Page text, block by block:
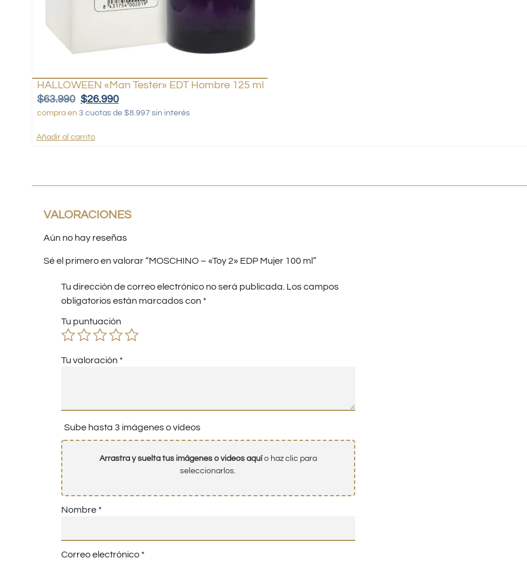
HALLOWEEN «Man Tester» EDT Hombre 125 ml
$63.990 $26.990
compra en 3 cuotas de $8.997 sin interés
Añadir al carrito
VALORACIONES
Aún no hay reseñas
Sé el primero en valorar “MOSCHINO – «Toy 2» EDP Mujer 100 ml”
Tu dirección de correo electrónico no será publicada. Los campos
obligatorios están marcados con *
Tu puntuación
Tu valoración *
Sube hasta 3 imágenes o vídeos
Arrastra y suelta tus imágenes o videos aquío haz clic para
seleccionarlos.
Nombre *
Correo electrónico *